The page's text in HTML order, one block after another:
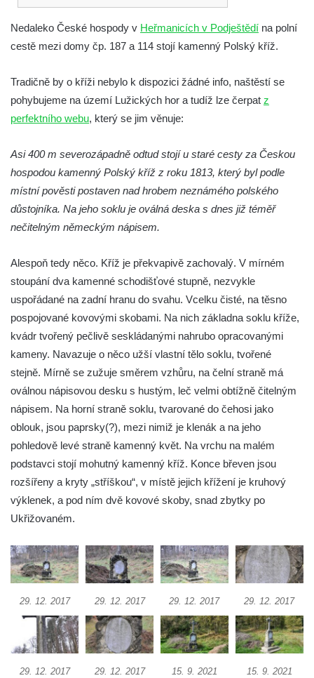
v Kamenném Újezdě
Kříž na křižovatce ulic 5. května a Dělnická
Kříž v Dělnické ulici v Kamenném Újezdě
Boží muka na křižovatce ulic Latrán a K
Centrální kříž hřbitova ve Velešíně
Kříž u kostela svatého Václava ve Velešíně
Kříž u brány na hřbitov ve Velešíně
Kříž na zahradě domu čp. 127 v Římově
Kříž u lípy Jana Gurreho v Římově
Boží muka u hřbitova v Římově
Kříž na návsi v Dolním Třeboníně
Kříž poblíž domu čp. 169 v Plavu
Kříž na návsi v Plavu
Boží muka v Plavu
Kříž u Obrázku severovýchodně od
Práchně
Görnerův kříž u silnice č. 264 v Dolním
Podluží
Údajný kříž u domu čp. 283 ve Chřibské
Kříž jižně od Bukolu
Kříž na návsi v Bukolu
Centrální kříž hřbitova v Hrobčicích
Kříž u silnice z Chouče do Mirošovic
Centrální kříž hřbitova v Chouči
Nedaleko České hospody v Heřmanicích v Podještědí na polní
cestě mezi domy čp. 187 a 114 stojí kamenný Polský kříž.
Tradičně by o kříži nebylo k dispozici žádné info, naštěstí se
pohybujeme na území Lužických hor a tudíž lze čerpat z
perfektního webu, který se jim věnuje:
Asi 400 m severozápadně odtud stojí u staré cesty za Českou
hospodou kamenný Polský kříž z roku 1813, který byl podle
místní pověsti postaven nad hrobem neznámého polského
důstojníka. Na jeho soklu je oválná deska s dnes již téměř
nečitelným německým nápisem.
Alespoň tedy něco. Kříž je překvapivě zachovalý. V mírném
stoupání dva kamenné schodišťové stupně, nezvykle
uspořádané na zadní hranu do svahu. Vcelku čisté, na těsno
pospojované kovovými skobami. Na nich základna soklu kříže,
kvádr tvořený pečlivě seskládanými nahrubo opracovanými
kameny. Navazuje o něco užší vlastní tělo soklu, tvořené
stejně. Mírně se zužuje směrem vzhůru, na čelní straně má
oválnou nápisovou desku s hustým, leč velmi obtížně čitelným
nápisem. Na horní straně soklu, tvarované do čehosi jako
oblouk, jsou paprsky(?), mezi nimiž je klenák a na jeho
pohledově levé straně kamenný květ. Na vrchu na malém
podstavci stojí mohutný kamenný kříž. Konce břeven jsou
rozšířeny a kryty „stříškou“, v místě jejich křížení je kruhový
výklenek, a pod ním dvě kovové skoby, snad zbytky po
Ukřižovaném.
29. 12. 2017 29. 12. 2017 29. 12. 2017 29. 12. 2017
29. 12. 2017 29. 12. 2017 15. 9. 2021 15. 9. 2021